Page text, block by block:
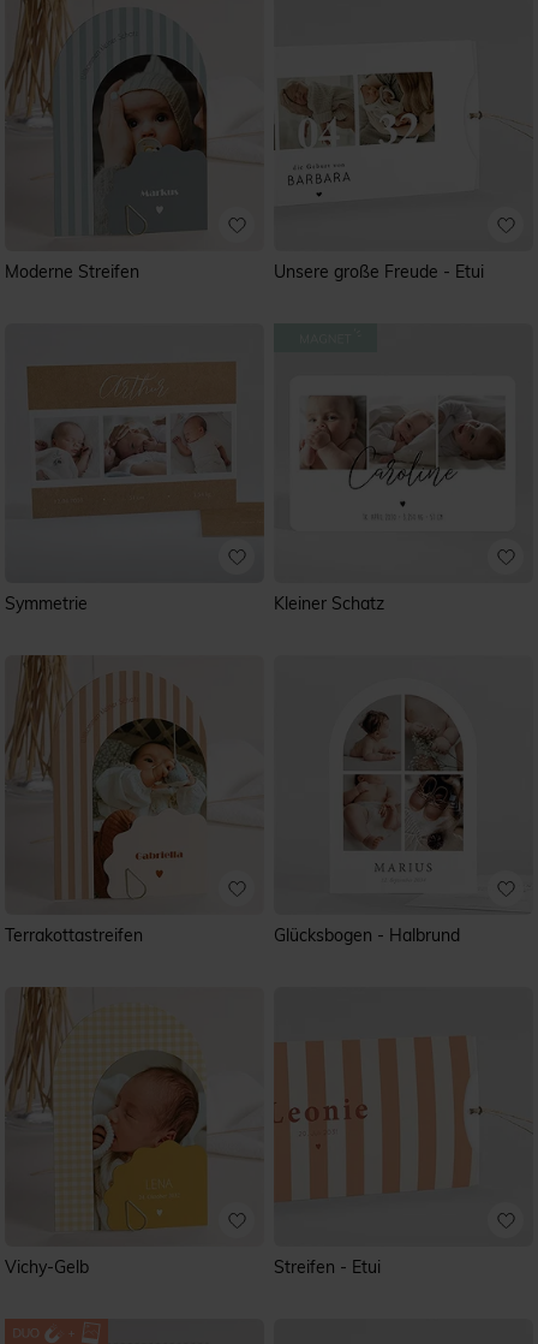
Moderne Streifen Unsere große Freude - Etui
Symmetrie Kleiner Schatz
Terrakottastreifen Glücksbogen - Halbrund
Vichy-Gelb Streifen - Etui